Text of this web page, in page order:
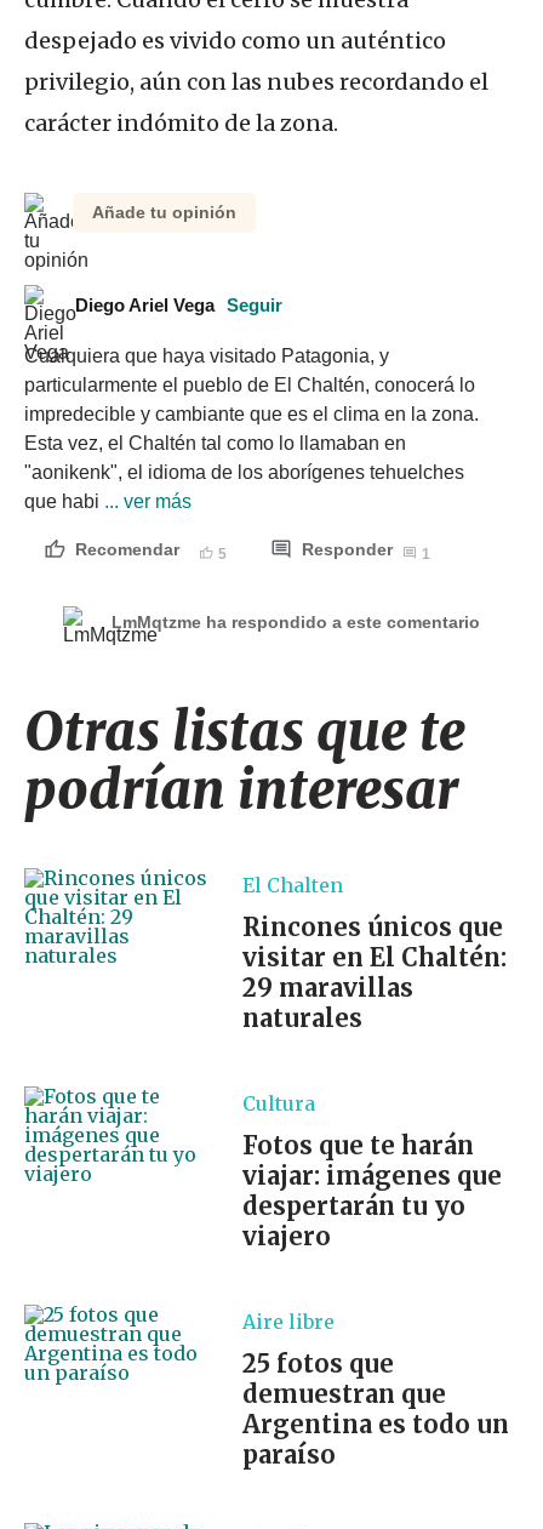
despejado es vivido como un auténtico
privilegio, aún con las nubes recordando el
carácter indómito de la zona.
Añade tu opinión
Diego Ariel Vega Seguir
Cualquiera que haya visitado Patagonia, y
particularmente el pueblo de El Chaltén, conocerá lo
impredecible y cambiante que es el clima en la zona.
Esta vez, el Chaltén tal como lo llamaban en
"aonikenk", el idioma de los aborígenes tehuelches
que habi ... ver más
Recomendar 5 Responder 1
LmMqtzme ha respondido a este comentario
Otras listas que te
podrían interesar
El Chalten
Rincones únicos que
visitar en El Chaltén:
29 maravillas
naturales
Cultura
Fotos que te harán
viajar: imágenes que
despertarán tu yo
viajero
Aire libre
25 fotos que
demuestran que
Argentina es todo un
paraíso